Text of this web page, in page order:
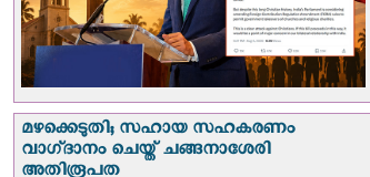
മഴക്കെടുതി; സഹായ സഹകരണം
വാഗ്‌ദാനം ചെയ്ത് ചങ്ങനാശേരി